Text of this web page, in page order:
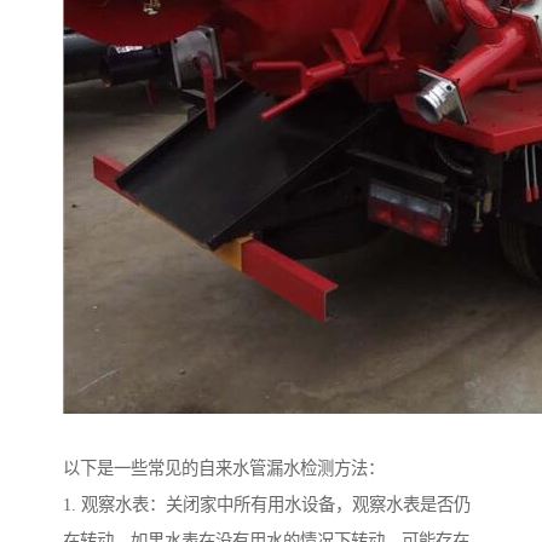
以下是一些常见的自来水管漏水检测方法：
1. 观察水表：关闭家中所有用水设备，观察水表是否仍